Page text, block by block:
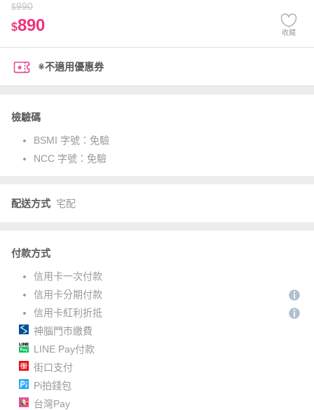
$990
$890 收藏
※不適用優惠券
檢驗碼
BSMI 字號： 免驗
NCC 字號： 免驗
配送方式 宅配
付款方式
信用卡一次付款
信用卡分期付款
信用卡紅利折抵
神腦門市繳費
LINE Pay付款
街口支付
Pi拍錢包
台灣Pay